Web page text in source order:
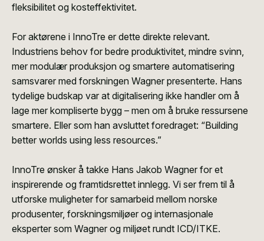
fleksibilitet og kosteffektivitet.
For aktørene i InnoTre er dette direkte relevant.
Industriens behov for bedre produktivitet, mindre svinn,
mer modulær produksjon og smartere automatisering
samsvarer med forskningen Wagner presenterte. Hans
tydelige budskap var at digitalisering ikke handler om å
lage mer kompliserte bygg – men om å bruke ressursene
smartere. Eller som han avsluttet foredraget: “Building
better worlds using less resources.”
InnoTre ønsker å takke Hans Jakob Wagner for et
inspirerende og framtidsrettet innlegg. Vi ser frem til å
utforske muligheter for samarbeid mellom norske
produsenter, forskningsmiljøer og internasjonale
eksperter som Wagner og miljøet rundt ICD/ITKE.